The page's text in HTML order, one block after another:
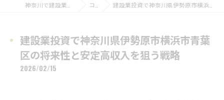
コラム 建設業投資で神奈川県伊勢原市横浜市青葉区の将来性と安定高収入を狙う戦略
建設業投資で神奈川県伊勢原市横浜市青葉
区の将来性と安定高収入を狙う戦略
2026/02/15